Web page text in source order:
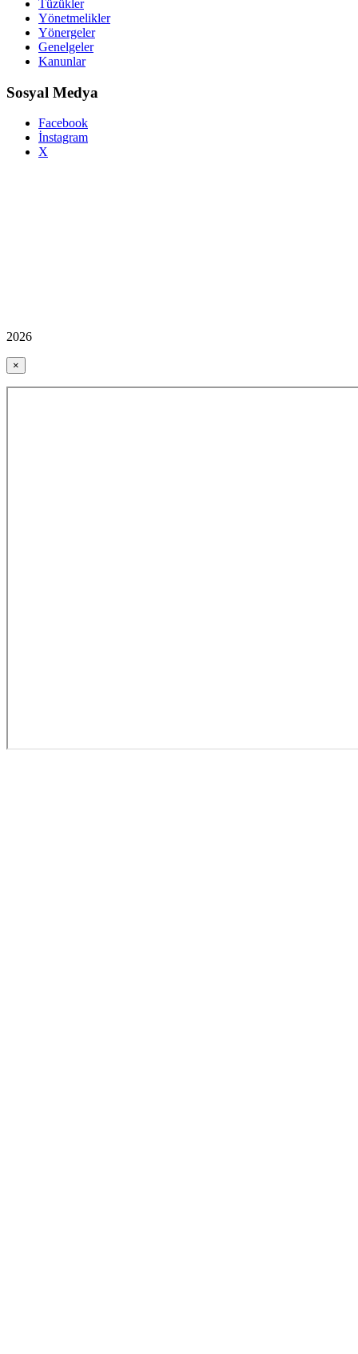
Tüzükler
Yönetmelikler
Yönergeler
Genelgeler
Kanunlar
Sosyal Medya
Facebook
İnstagram
X
2026
×